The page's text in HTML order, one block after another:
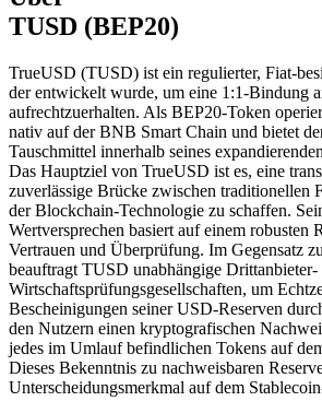
TUSD (BEP20)
TrueUSD (TUSD) ist ein regulierter, Fiat-
der entwickelt wurde, um eine 1:1-Bindung
aufrechtzuerhalten. Als BEP20-Token
nativ auf der BNB Smart Chain und bietet
Tauschmittel innerhalb seines
Das Hauptziel von TrueUSD ist es, eine
zuverlässige Brücke zwischen traditionellen
der Blockchain-Technologie zu schaffen.
Wertversprechen basiert auf einem robusten
Vertrauen und Überprüfung. Im Gegensatz
beauftragt TUSD unabhängige Drittanbieter-
Wirtschaftsprüfungsgesellschaften, um
Bescheinigungen seiner USD-Reserven
den Nutzern einen kryptografischen
jedes im Umlauf befindlichen Tokens auf
Dieses Bekenntnis zu nachweisbaren
Unterscheidungsmerkmal auf dem